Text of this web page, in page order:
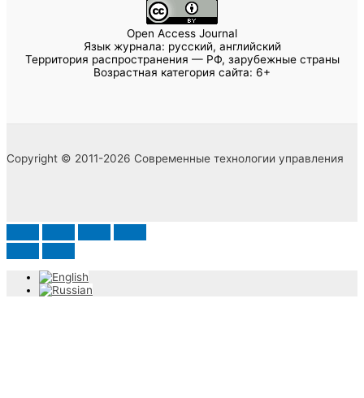
Open Access Journal
Язык журнала: русский, английский
Территория распространения — РФ, зарубежные страны
Возрастная категория сайта: 6+
Copyright © 2011-2026 Современные технологии управления